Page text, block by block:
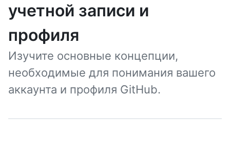
учетной записи и
профиля
Изучите основные концепции,
необходимые для понимания вашего
аккаунта и профиля GitHub.